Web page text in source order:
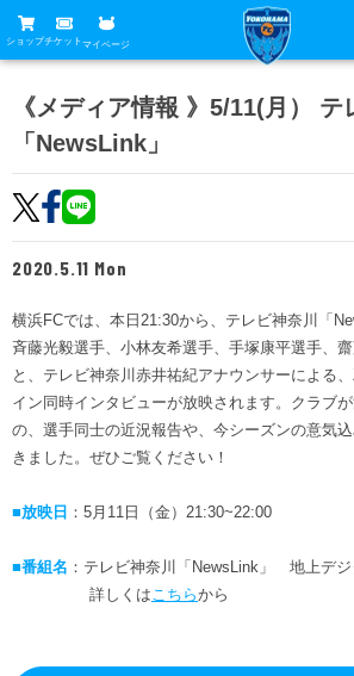
ショップチケット マイページ
グッズ
ホームタウン
トップチーム
試合
アカデミー
試合
試合日程
チケット
チケットガイド
席種・価格表
チケット購入方法
販売スケジュール
ニッパツシート
Buy Ticket Here
チーム
選手・スタッフ
スケジュール
練習見学について
観戦ガイド
横浜FC観戦ガイド
試合会場アクセス
クラブ
クラブ概要
サステナビリティ
ファン
横浜FC公式オンラインショップ
クラブメンバー
スタータークラブ
アカデミー
育成ビジョン
アカデミー選手
パートナー
《メディア情報 》5/11(月） テ
「NewsLink」
2020.5.11 Mon
横浜FCでは、本日21:30から、テレビ神奈川「
斉藤光毅選手、小林友希選手、手塚康平選手、
と、テレビ神奈川赤井祐紀アナウンサーによる
イン同時インタビューが放映されます。クラブ
の、選手同士の近況報告や、今シーズンの意気
きました。ぜひご覧ください！
■放映日 ：5月11日（金）21:30~22:00
■番組名 ：テレビ神奈川「NewsLink」 地上デ
詳しくは こちらから